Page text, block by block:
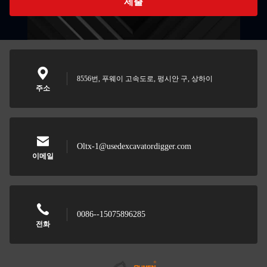
주소
8556번, 푸웨이 고속도로, 펑시안 구, 상하이
이메일
Oltx-1@usedexcavatordigger.com
전화
0086--15075896285